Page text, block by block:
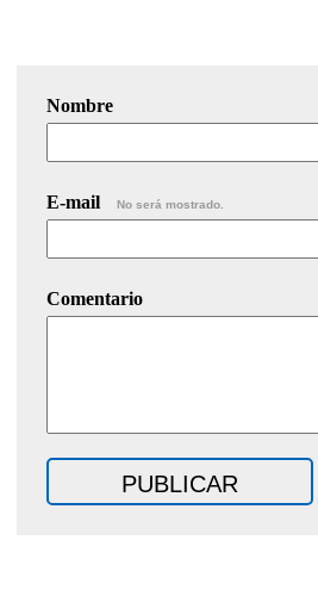
Nombre
E-mail No será mostrado.
Comentario